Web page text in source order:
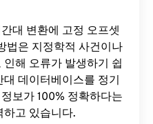
대 변환에 ​​고정 오프셋
법은 지정학적 사건이나
해 오류가 발생하기 쉽
데이터베이스를 정기
보가 100% 정확하다는
하고 있습니다.